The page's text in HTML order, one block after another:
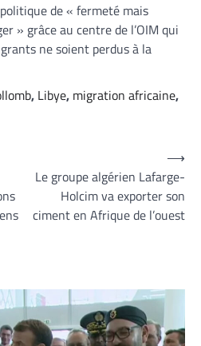
de « fermeté mais
» grâce au centre de l’OIM qui
ne soient perdus à la
, Libye, migration africaine,
Le groupe algérien Lafarge-
Holcim va exporter son
ciment en Afrique de l’ouest
⟶